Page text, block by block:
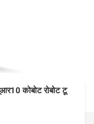
कोबोट रोबोट टू